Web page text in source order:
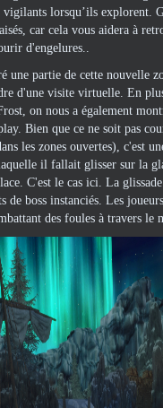
lorsqu’ils explorent.
car cela vous aidera à
d'engelures..
une partie de cette nouvelle
d'une visite virtuelle. En
on nous a également
Bien que ce ne soit pas
les zones ouvertes), c'est
il fallait glisser sur la
C'est le cas ici. La
de boss instanciés. Les
des foules à travers le